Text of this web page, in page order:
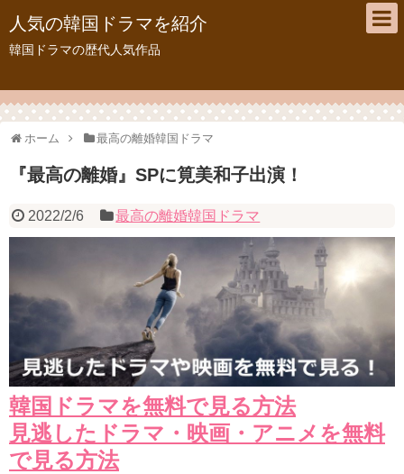
人気の韓国ドラマを紹介
韓国ドラマの歴代人気作品
ホーム 最高の離婚韓国ドラマ
『最高の離婚』SPに筧美和子出演！
2022/2/6 最高の離婚韓国ドラマ
韓国ドラマを無料で見る方法
見逃したドラマ・映画・アニメを無料
で見る方法